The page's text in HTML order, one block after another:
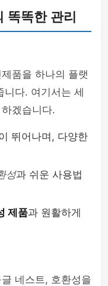
똑똑한 관리
품을 하나의 플랫
니다. 여기서는 세
겠습니다.
뛰어나며, 다양한
성과 쉬운 사용법
제품과 원활하게
네스트, 호환성을